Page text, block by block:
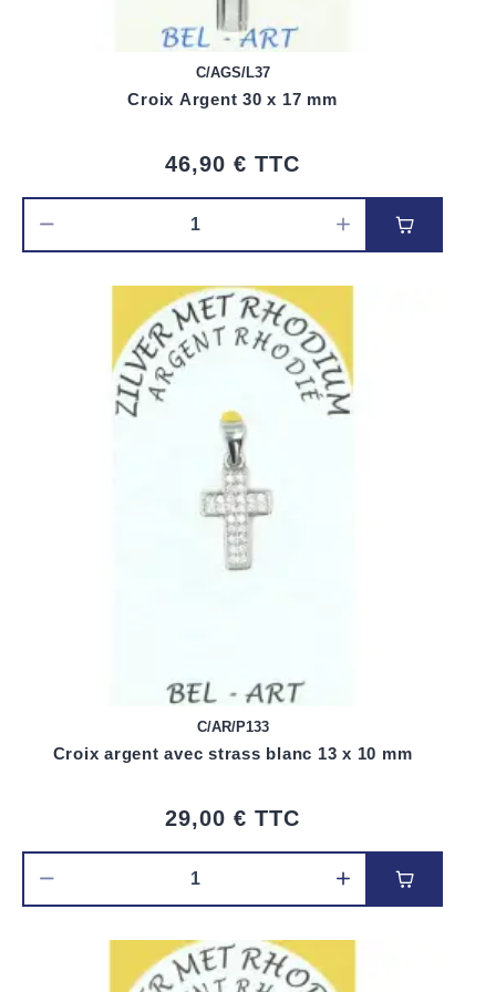
C/AGS/L37
Croix Argent 30 x 17 mm
46,90 € TTC
Ajouter au
C/AR/P133
Croix argent avec strass blanc 13 x 10 mm
29,00 € TTC
Ajouter au